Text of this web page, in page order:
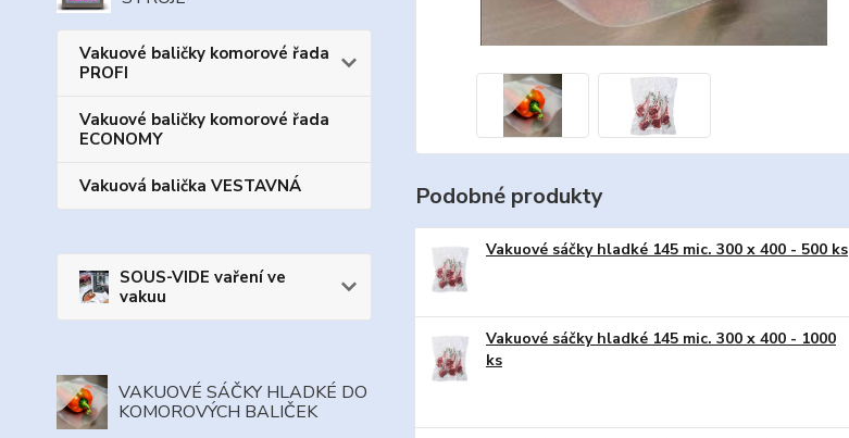
Vakuové baličky komorové řada
PROFI
Vakuové baličky komorové řada
ECONOMY
Vakuová balička VESTAVNÁ
SOUS-VIDE vaření ve
vakuu
VAKUOVÉ SÁČKY HLADKÉ DO
KOMOROVÝCH BALIČEK
Podobné produkty
Vakuové sáčky hladké 145 mic. 300 x 400 - 500 ks
Vakuové sáčky hladké 145 mic. 300 x 400 - 1000
ks